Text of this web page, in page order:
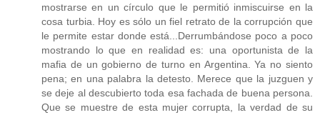
mostrarse en un círculo que le permitió inmiscuirse en la
cosa turbia. Hoy es sólo un fiel retrato de la corrupción que
le permite estar donde está...Derrumbándose poco a poco
mostrando lo que en realidad es: una oportunista de la
mafia de un gobierno de turno en Argentina. Ya no siento
pena; en una palabra la detesto. Merece que la juzguen y
se deje al descubierto toda esa fachada de buena persona.
Que se muestre de esta mujer corrupta, la verdad de su